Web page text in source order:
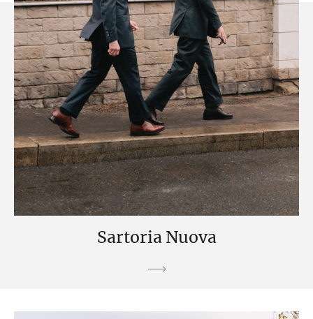
Sartoria Nuova